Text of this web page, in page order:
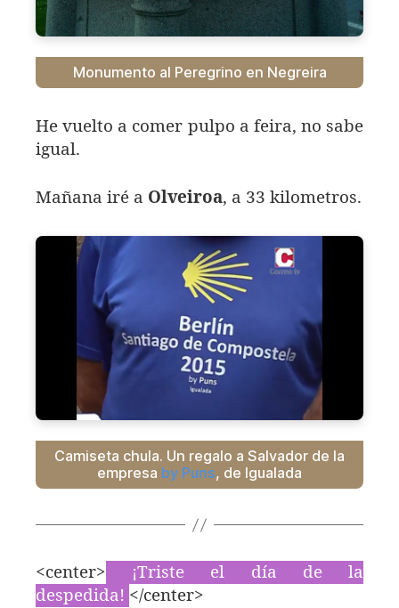
Monumento al Peregrino en Negreira
He vuelto a comer pulpo a feira, no sabe
igual.
Mañana iré a Olveiroa, a 33 kilometros.
Camiseta chula. Un regalo a Salvador de la
empresa by Puns, de Igualada
<center> ¡Triste el día de la
despedida! </center>